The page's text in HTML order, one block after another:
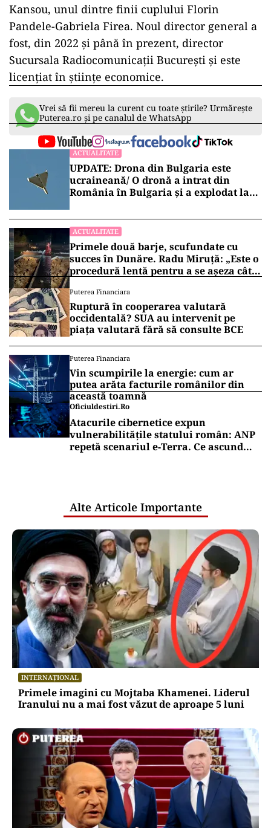
Kansou, unul dintre finii cuplului Florin
Pandele-Gabriela Firea. Noul director general a
fost, din 2022 și până în prezent, director
Sucursala Radiocomunicații București și este
licențiat în științe economice.
Vrei să fii mereu la curent cu toate știrile? Urmărește
Puterea.ro și pe canalul de WhatsApp
ACTUALITATE
UPDATE: Drona din Bulgaria este
ucraineană/ O dronă a intrat din
România în Bulgaria şi a explodat la
ACTUALITATE
Primele două barje, scufundate cu
succes în Dunăre. Radu Miruță: „Este o
procedură lentă pentru a se așeza cât
Puterea Financiara
Ruptură în cooperarea valutară
occidentală? SUA au intervenit pe
piața valutară fără să consulte BCE
Puterea Financiara
Vin scumpirile la energie: cum ar
putea arăta facturile românilor din
această toamnă
Oficiuldestiri.ro
Atacurile cibernetice expun
vulnerabilitățile statului român: ANP
repetă scenariul e‑Terra. Ce ascund
Alte Articole Importante
INTERNAȚIONAL
Primele imagini cu Mojtaba Khamenei. Liderul
Iranului nu a mai fost văzut de aproape 5 luni